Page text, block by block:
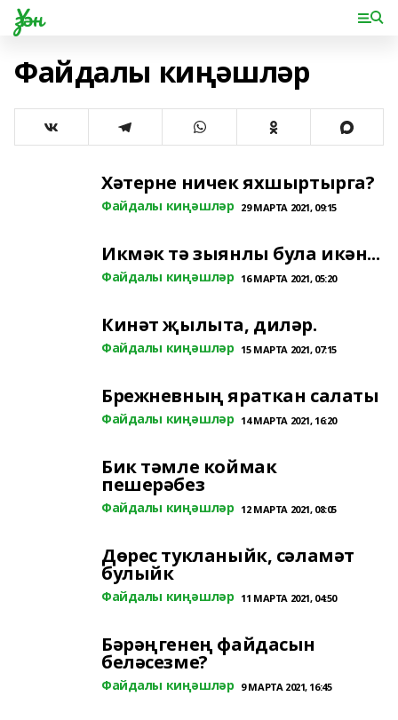
Үзән
Файдалы киңәшләр
Хәтерне ничек яхшыртырга?
Файдалы киңәшләр 29 МАРТА 2021, 09:15
Икмәк тә зыянлы була икән...
Файдалы киңәшләр 16 МАРТА 2021, 05:20
Кинәт җылыта, диләр.
Файдалы киңәшләр 15 МАРТА 2021, 07:15
Брежневның яраткан салаты
Файдалы киңәшләр 14 МАРТА 2021, 16:20
Бик тәмле коймак
пешерәбез
Файдалы киңәшләр 12 МАРТА 2021, 08:05
Дөрес тукланыйк, сәламәт
булыйк
Файдалы киңәшләр 11 МАРТА 2021, 04:50
Бәрәңгенең файдасын
беләсезме?
Файдалы киңәшләр 9 МАРТА 2021, 16:45